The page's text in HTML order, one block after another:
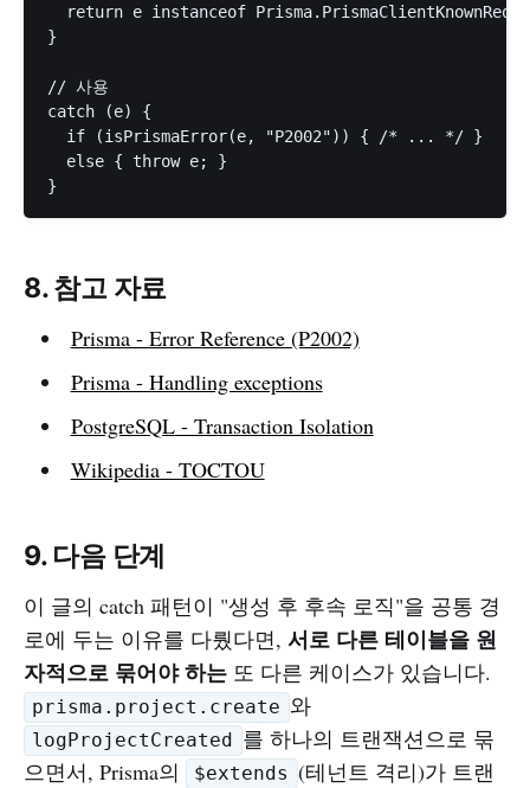
return e instanceof
}
// 사용
catch (e) {
  if (isPrismaError(e, "P2002")) { /* ... */ }
  else { throw e; }
8. 참고 자료
Prisma - Error Reference (P2002)
Prisma - Handling exceptions
PostgreSQL - Transaction Isolation
Wikipedia - TOCTOU
9. 다음 단계
이 글의 catch 패턴이 "생성 후 후속 로직"을 공통 경
로에 두는 이유를 다뤘다면, 서로 다른 테이블을 원
자적으로 묶어야 하는 또 다른 케이스가 있습니다.
prisma.project.create 와
logProjectCreated
를 하나의 트랜잭션으로 묶
으면서, Prisma의
$extends (테넌트 격리)가 트랜